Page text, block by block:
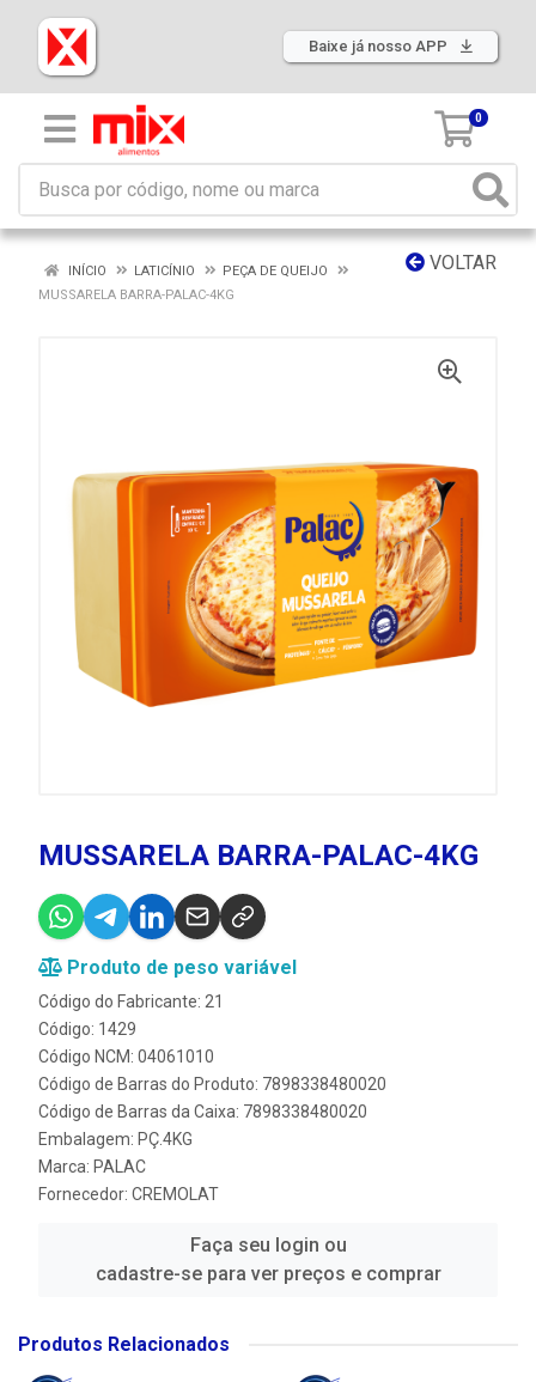
Baixe já nosso APP
0
VOLTAR
INÍCIO LATICÍNIO
PEÇA DE QUEIJO
MUSSARELA BARRA-PALAC-4KG
MUSSARELA BARRA-PALAC-4KG
Produto de peso variável
Código do Fabricante: 21
Código: 1429
Código NCM: 04061010
Código de Barras do Produto: 7898338480020
Código de Barras da Caixa: 7898338480020
Embalagem: PÇ.4KG
Marca: PALAC
Fornecedor: CREMOLAT
Faça seu login ou
cadastre-se para ver preços e comprar
Produtos Relacionados